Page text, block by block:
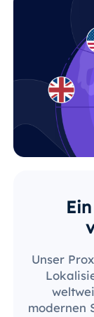
Unser
modernen